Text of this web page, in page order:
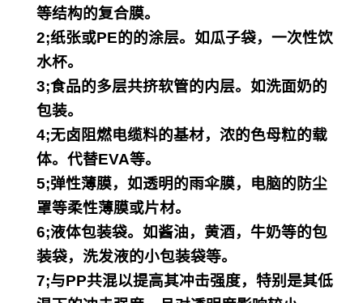
等结构的复合膜。
2;纸张或PE的的涂层。如瓜子袋，一次性饮
水杯。
3;食品的多层共挤软管的内层。如洗面奶的
包装。
4;无卤阻燃电缆料的基材，浓的色母粒的载
体。代替EVA等。
5;弹性薄膜，如透明的雨伞膜，电脑的防尘
罩等柔性薄膜或片材。
6;液体包装袋。如酱油，黄酒，牛奶等的包
装袋，洗发液的小包装袋等。
7;与PP共混以提高其冲击强度，特别是其低